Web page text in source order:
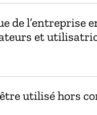
de l’entreprise
et
utilisé hors